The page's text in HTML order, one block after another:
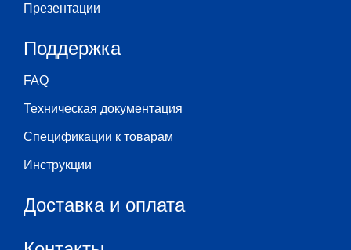
Презентации
Поддержка
FAQ
Техническая документация
Спецификации к товарам
Инструкции
Доставка и оплата